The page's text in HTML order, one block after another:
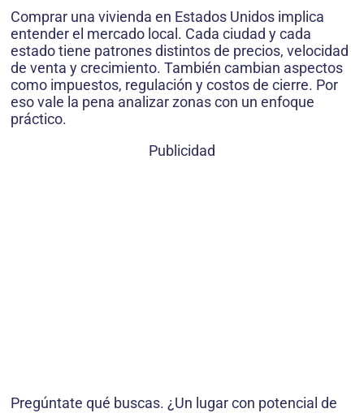
Comprar una vivienda en Estados Unidos implica
entender el mercado local. Cada ciudad y cada
estado tiene patrones distintos de precios, velocidad
de venta y crecimiento. También cambian aspectos
como impuestos, regulación y costos de cierre. Por
eso vale la pena analizar zonas con un enfoque
práctico.
Publicidad
Pregúntate qué buscas. ¿Un lugar con potencial de